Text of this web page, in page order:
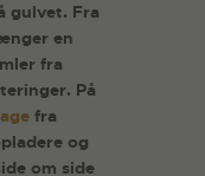
gulvet. Fra
en
fra
På
fra
og
om side